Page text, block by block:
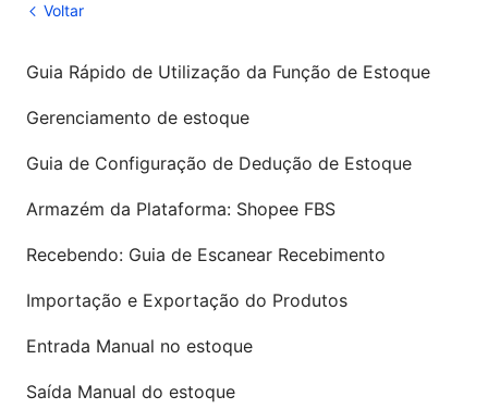
Voltar
Guia Rápido de Utilização da Função de Estoque
Gerenciamento de estoque
Guia de Configuração de Dedução de Estoque
Armazém da Plataforma: Shopee FBS
Recebendo: Guia de Escanear Recebimento
Importação e Exportação do Produtos
Entrada Manual no estoque
Saída Manual do estoque